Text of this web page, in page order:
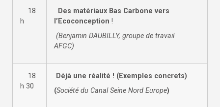
18
h
Des matériaux Bas Carbone vers
l’Ecoconception !
(Benjamin DAUBILLY, groupe de travail
AFGC)
18
h 30
Déjà une réalité ! (Exemples concrets)
(Société du Canal Seine Nord Europe)